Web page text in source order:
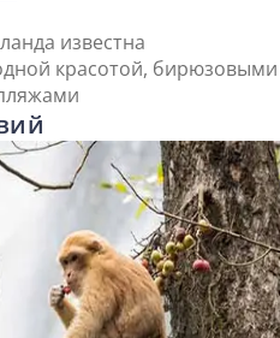
известна
красотой, бирюзовыми